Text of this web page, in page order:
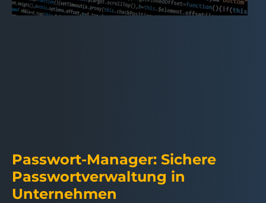
Passwort-Manager: Sichere
Passwortverwaltung in
Unternehmen